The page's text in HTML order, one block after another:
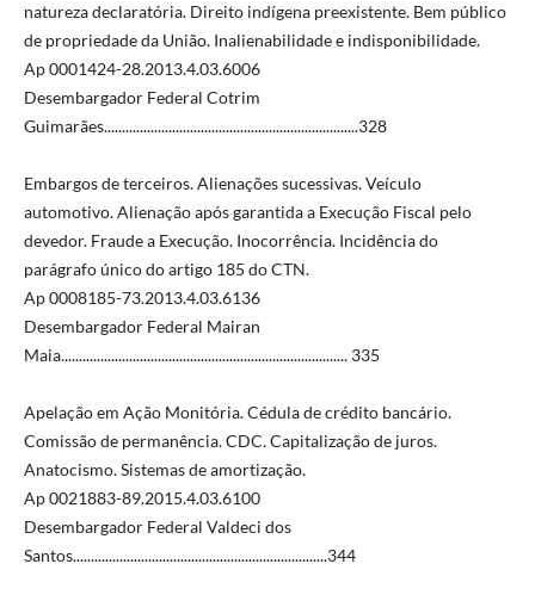
natureza declaratória. Direito indígena preexistente. Bem público
de propriedade da União. Inalienabilidade e indisponibilidade.
Ap 0001424-28.2013.4.03.6006
Desembargador Federal Cotrim
Guimarães.......................................................................328
Embargos de terceiros. Alienações sucessivas. Veículo
automotivo. Alienação após garantida a Execução Fiscal pelo
devedor. Fraude a Execução. Inocorrência. Incidência do
parágrafo único do artigo 185 do CTN.
Ap 0008185-73.2013.4.03.6136
Desembargador Federal Mairan
Maia................................................................................ 335
Apelação em Ação Monitória. Cédula de crédito bancário.
Comissão de permanência. CDC. Capitalização de juros.
Anatocismo. Sistemas de amortização.
Ap 0021883-89.2015.4.03.6100
Desembargador Federal Valdeci dos
Santos.......................................................................344